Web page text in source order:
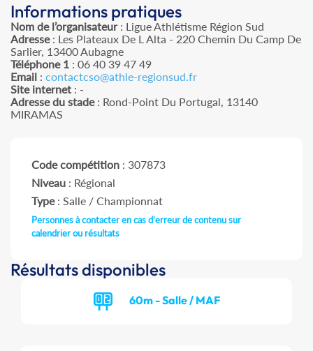
Informations pratiques
Nom de l’organisateur: Ligue Athlétisme Région Sud
Adresse: Les Plateaux De L Alta - 220 Chemin Du Camp De
Sarlier, 13400 Aubagne
Téléphone 1 : 06 40 39 47 49
Email : contactcso@athle-regionsud.fr
Site internet : -
Adresse du stade: Rond-Point Du Portugal, 13140
MIRAMAS
Code compétition : 307873
Niveau : Régional
Type: Salle / Championnat
Personnes à contacter en cas d'erreur de contenu sur
calendrier ou résultats
Résultats disponibles
60m - Salle / MAF